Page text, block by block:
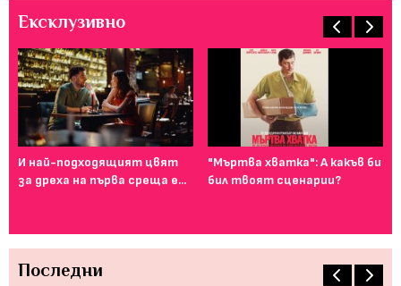
Ексклузивно
И най-подходящият цвят
за дреха на първа среща е...
"Мъртва хватка": А какъв би
бил твоят сценарии?
Последни